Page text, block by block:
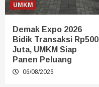
UMKM
Demak Expo 2026
Bidik Transaksi Rp500
Juta, UMKM Siap
Panen Peluang
06/08/2026